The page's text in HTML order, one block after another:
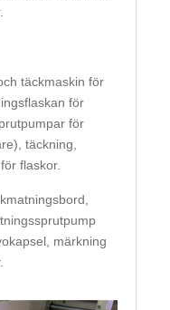
täckmaskin för
för
för
täckning,
flaskor.
märkning